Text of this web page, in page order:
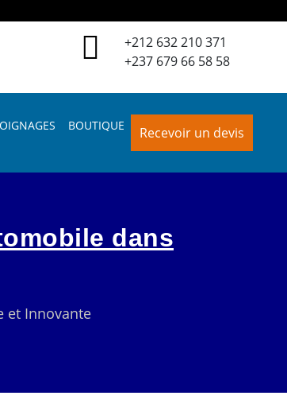
+212 632 210 371
+237 679 66 58 58
BOUTIQUE Recevoir un devis
dans
et Innovante